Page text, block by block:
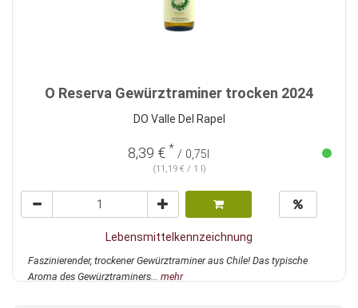
O Reserva Gewürztraminer trocken 2024
DO Valle Del Rapel
8,39 € * / 0,75l
(11,19 € / 1 l)
Lebensmittelkennzeichnung
Faszinierender, trockener Gewürztraminer aus Chile! Das typische
Aroma des Gewürztraminers... mehr